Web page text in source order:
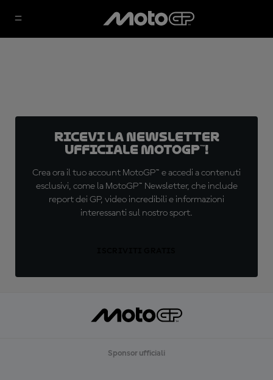
Ricevi la newsletter
ufficiale MotoGP™!
Crea ora il tuo account MotoGP™ e accedi a contenuti
esclusivi, come la MotoGP™ Newsletter, che include
report dei GP, video incredibili e informazioni
interessanti sul nostro sport.
Sponsor ufficiali